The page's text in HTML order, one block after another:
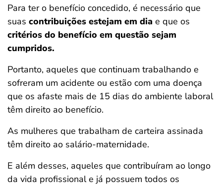
Para ter o benefício concedido, é necessário que
suas contribuições estejam em dia e que os
critérios do benefício em questão sejam
cumpridos.
Portanto, aqueles que continuam trabalhando e
sofreram um acidente ou estão com uma doença
que os afaste mais de 15 dias do ambiente laboral
têm direito ao benefício.
As mulheres que trabalham de carteira assinada
têm direito ao salário-maternidade.
E além desses, aqueles que contribuíram ao longo
da vida profissional e já possuem todos os